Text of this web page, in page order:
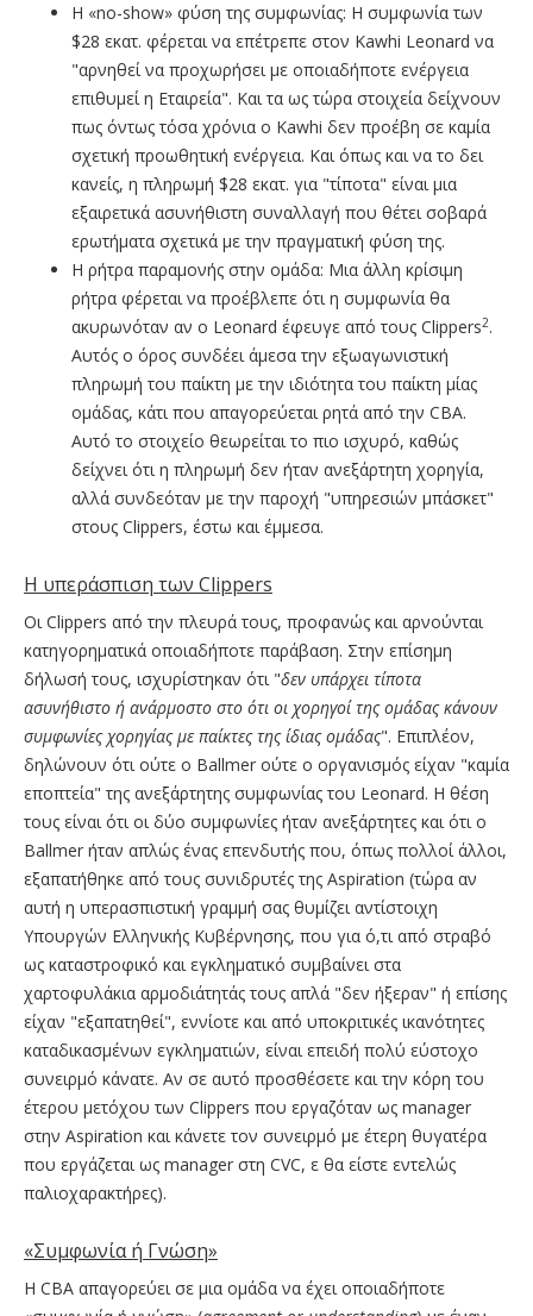
Η «no-show» φύση της συμφωνίας: Η συμφωνία των
$28 εκατ. φέρεται να επέτρεπε στον Kawhi Leonard να
"αρνηθεί να προχωρήσει με οποιαδήποτε ενέργεια
επιθυμεί η Εταιρεία". Και τα ως τώρα στοιχεία δείχνουν
πως όντως τόσα χρόνια ο Kawhi δεν προέβη σε καμία
σχετική προωθητική ενέργεια. Και όπως και να το δει
κανείς, η πληρωμή $28 εκατ. για "τίποτα" είναι μια
εξαιρετικά ασυνήθιστη συναλλαγή που θέτει σοβαρά
ερωτήματα σχετικά με την πραγματική φύση της.
Η ρήτρα παραμονής στην ομάδα: Μια άλλη κρίσιμη
ρήτρα φέρεται να προέβλεπε ότι η συμφωνία θα
ακυρωνόταν αν ο Leonard έφευγε από τους Clippers2.
Αυτός ο όρος συνδέει άμεσα την εξωαγωνιστική
πληρωμή του παίκτη με την ιδιότητα του παίκτη μίας
ομάδας, κάτι που απαγορεύεται ρητά από την CBA.
Αυτό το στοιχείο θεωρείται το πιο ισχυρό, καθώς
δείχνει ότι η πληρωμή δεν ήταν ανεξάρτητη χορηγία,
αλλά συνδεόταν με την παροχή "υπηρεσιών μπάσκετ"
στους Clippers, έστω και έμμεσα.
Η υπεράσπιση των Clippers
Οι Clippers από την πλευρά τους, προφανώς και αρνούνται
κατηγορηματικά οποιαδήποτε παράβαση. Στην επίσημη
δήλωσή τους, ισχυρίστηκαν ότι "δεν υπάρχει τίποτα
ασυνήθιστο ή ανάρμοστο στο ότι οι χορηγοί της ομάδας κάνουν
συμφωνίες χορηγίας με παίκτες της ίδιας ομάδας". Επιπλέον,
δηλώνουν ότι ούτε ο Ballmer ούτε o οργανισμός είχαν "καμία
εποπτεία" της ανεξάρτητης συμφωνίας του Leonard. Η θέση
τους είναι ότι οι δύο συμφωνίες ήταν ανεξάρτητες και ότι ο
Ballmer ήταν απλώς ένας επενδυτής που, όπως πολλοί άλλοι,
εξαπατήθηκε από τους συνιδρυτές της Aspiration (τώρα αν
αυτή η υπερασπιστική γραμμή σας θυμίζει αντίστοιχη
Υπουργών Ελληνικής Κυβέρνησης, που για ό,τι από στραβό
ως καταστροφικό και εγκληματικό συμβαίνει στα
χαρτοφυλάκια αρμοδιάτητάς τους απλά "δεν ήξεραν" ή επίσης
είχαν "εξαπατηθεί", εννίοτε και από υποκριτικές ικανότητες
καταδικασμένων εγκληματιών, είναι επειδή πολύ εύστοχο
συνειρμό κάνατε. Αν σε αυτό προσθέσετε και την κόρη του
έτερου μετόχου των Clippers που εργαζόταν ως manager
στην Aspiration και κάνετε τον συνειρμό με έτερη θυγατέρα
που εργάζεται ως manager στη CVC, ε θα είστε εντελώς
παλιοχαρακτήρες).
«Συμφωνία ή Γνώση»
Η CBA απαγορεύει σε μια ομάδα να έχει οποιαδήποτε